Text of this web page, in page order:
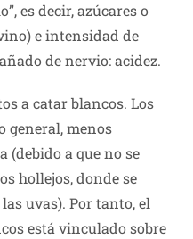
es decir, azúcares o
e intensidad de
de nervio: acidez.
a catar blancos. Los
general, menos
(debido a que no se
hollejos, donde se
uvas). Por tanto, el
está vinculado sobre